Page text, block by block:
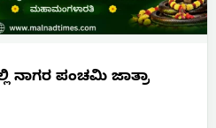
ನಾಗರ ಪಂಚಮಿ ಜಾತ್ರಾ